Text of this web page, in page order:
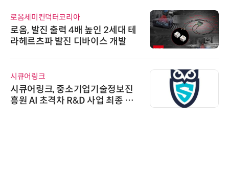
노보센스
노보센스, PWM 고주파 과도 간섭
난제 극복…차량용 전류 감지 증폭
비쉐이
비쉐이, 모든 주요 리모컨 코드 지
원하는 TSOP15300 시리즈 IR 수